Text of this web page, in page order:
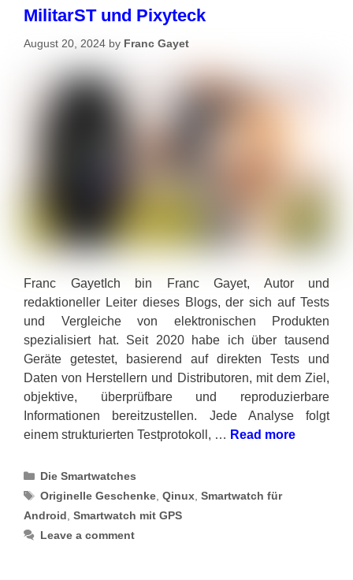
MilitarST und Pixyteck
August 20, 2024 by Franc Gayet
Franc GayetIch bin Franc Gayet, Autor und
redaktioneller Leiter dieses Blogs, der sich auf Tests
und Vergleiche von elektronischen Produkten
spezialisiert hat. Seit 2020 habe ich über tausend
Geräte getestet, basierend auf direkten Tests und
Daten von Herstellern und Distributoren, mit dem Ziel,
objektive, überprüfbare und reproduzierbare
Informationen bereitzustellen. Jede Analyse folgt
einem strukturierten Testprotokoll, … Read more
Categories
Die Smartwatches
Tags
Originelle Geschenke ,Qinux ,Smartwatch für
Android Smartwatch mit GPS
Leave a comment